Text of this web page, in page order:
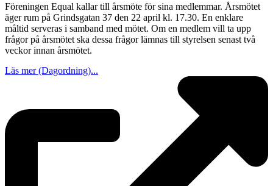
Föreningen Equal kallar till årsmöte för sina medlemmar. Årsmötet
äger rum på Grindsgatan 37 den 22 april kl. 17.30. En enklare
måltid serveras i samband med mötet. Om en medlem vill ta upp
frågor på årsmötet ska dessa frågor lämnas till styrelsen senast två
veckor innan årsmötet.
Läs mer (Dagordning)...